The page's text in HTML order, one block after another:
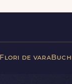
Flori de vara